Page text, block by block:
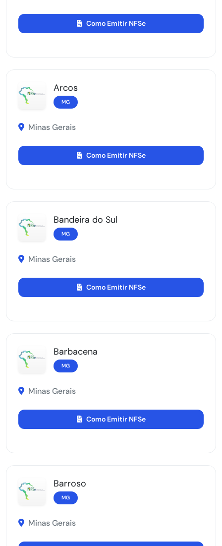
Como Emitir NFSe
Arcos
MG
Minas Gerais
Como Emitir NFSe
Bandeira do Sul
MG
Minas Gerais
Como Emitir NFSe
Barbacena
MG
Minas Gerais
Como Emitir NFSe
Barroso
MG
Minas Gerais